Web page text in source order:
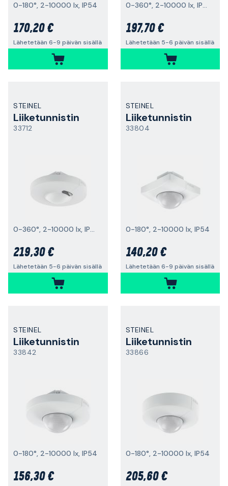
0-180°, 2-10000 lx, IP54
170,20 €
Lähetetään 6-9 päivän sisällä
0-360°, 2-10000 lx, IP54
197,70 €
Lähetetään 5-6 päivän sisällä
STEINEL
Liiketunnistin
33712
0-360°, 2-10000 lx, IP54
219,30 €
Lähetetään 5-6 päivän sisällä
STEINEL
Liiketunnistin
33804
0-180°, 2-10000 lx, IP54
140,20 €
Lähetetään 6-9 päivän sisällä
STEINEL
Liiketunnistin
33842
0-180°, 2-10000 lx, IP54
156,30 €
STEINEL
Liiketunnistin
33866
0-180°, 2-10000 lx, IP54
205,60 €